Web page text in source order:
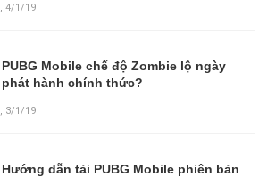
,4/1/19
PUBG Mobile chế độ Zombie lộ ngày
phát hành chính thức?
, 3/1/19
Hướng dẫn tải PUBG Mobile phiên bản